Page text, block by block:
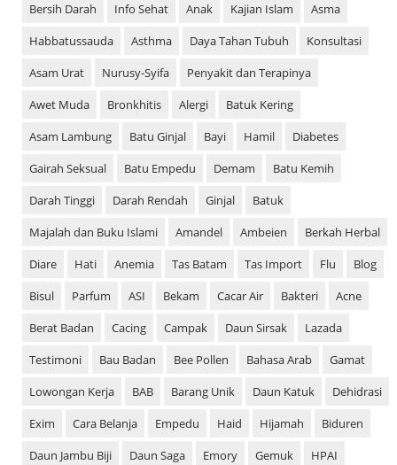
Bersih Darah
Info Sehat Anak Kajian Islam
Asma
Habbatussauda
Asthma Daya Tahan Tubuh
Konsultasi
Asam Urat
Nurusy-Syifa
Penyakit dan Terapinya
Awet Muda
Bronkhitis Alergi
Batuk Kering
Asam Lambung
Batu Ginjal Bayi Hamil
Diabetes
Gairah Seksual
Batu Empedu Demam
Batu Kemih
Darah Tinggi
Darah Rendah Ginjal
Batuk
Majalah dan Buku Islami
Amandel Ambeien
Berkah Herbal
Diare
Hati Anemia Tas Batam Tas Import Flu
Blog
Bisul
Parfum ASI Bekam Cacar Air Bakteri
Acne
Berat Badan
Cacing Campak Daun Sirsak
Lazada
Testimoni
Bau Badan Bee Pollen Bahasa Arab
Gamat
Lowongan Kerja
BAB Barang Unik Daun Katuk
Dehidrasi
Exim
Cara Belanja Empedu Haid Hijamah
Biduren
Daun Jambu Biji
Daun Saga Emory Gemuk
HPAI